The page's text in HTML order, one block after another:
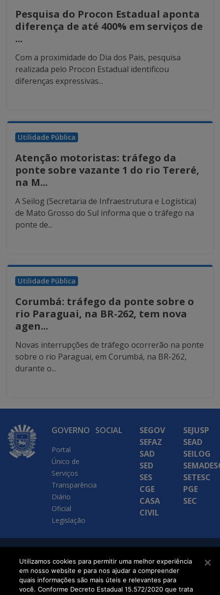
Pesquisa do Procon Estadual aponta
diferença de até 400% em serviços de
...
Com a proximidade do Dia dos Pais, pesquisa
realizada pelo Procon Estadual identificou
diferenças expressivas...
Utilidade Pública
Atenção motoristas: tráfego da
ponte sobre vazante 1 do rio Tereré,
na M...
A Seilog (Secretaria de Infraestrutura e Logística)
de Mato Grosso do Sul informa que o tráfego na
ponte de...
Utilidade Pública
Corumbá: tráfego da ponte sobre o
rio Paraguai, na BR-262, tem nova
agen...
Novas interrupções de tráfego ocorrerão na ponte
sobre o rio Paraguai, em Corumbá, na BR-262,
durante o...
GOVERNO
Portal
Único de
Serviços
Transparência
Diário
Oficial
Legislação
SOCIAL
SEGOV
SEFAZ
SAD
SED
SES
CGE
CASA
CIVIL
SEJUSP
SEAD
SEILOG
SETESC
PGE
SEC
SETDIG | Secretaria-
Executiva de
Transformação Digital
Utilizamos cookies para permitir uma melhor experiência
em nosso website e para nos ajudar a compreender
quais informações são mais úteis e relevantes para
você. Conforme Decreto Estadual 15.572/2020 que trata